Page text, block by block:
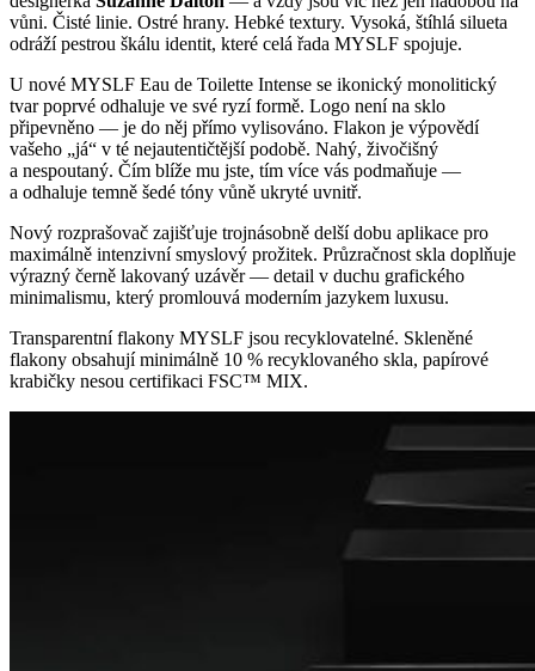
vůni. Čisté linie. Ostré hrany. Hebké textury. Vysoká, štíhlá silueta
odráží pestrou škálu identit, které celá řada MYSLF spojuje.
U nové MYSLF Eau de Toilette Intense se ikonický monolitický
tvar poprvé odhaluje ve své ryzí formě. Logo není na sklo
připevněno — je do něj přímo vylisováno. Flakon je výpovědí
vašeho „já“ v té nejautentičtější podobě. Nahý, živočišný
a nespoutaný. Čím blíže mu jste, tím více vás podmaňuje —
a odhaluje temně šedé tóny vůně ukryté uvnitř.
Nový rozprašovač zajišťuje trojnásobně delší dobu aplikace pro
maximálně intenzivní smyslový prožitek. Průzračnost skla doplňuje
výrazný černě lakovaný uzávěr — detail v duchu grafického
minimalismu, který promlouvá moderním jazykem luxusu.
Transparentní flakony MYSLF jsou recyklovatelné. Skleněné
flakony obsahují minimálně 10 % recyklovaného skla, papírové
krabičky nesou certifikaci FSC™ MIX.